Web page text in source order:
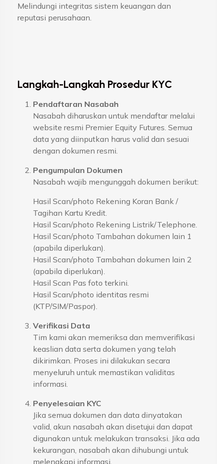
Melindungi integritas sistem keuangan dan
reputasi perusahaan.
Langkah-Langkah Prosedur KYC
Pendaftaran Nasabah
Nasabah diharuskan untuk mendaftar melalui
website resmi Premier Equity Futures. Semua
data yang diinputkan harus valid dan sesuai
dengan dokumen resmi.
Pengumpulan Dokumen
Nasabah wajib mengunggah dokumen berikut:
Hasil Scan/photo Rekening Koran Bank /
Tagihan Kartu Kredit.
Hasil Scan/photo Rekening Listrik/Telephone.
Hasil Scan/photo Tambahan dokumen lain 1
(apabila diperlukan).
Hasil Scan/photo Tambahan dokumen lain 2
(apabila diperlukan).
Hasil Scan Pas foto terkini.
Hasil Scan/photo identitas resmi
(KTP/SIM/Paspor).
Verifikasi Data
Tim kami akan memeriksa dan memverifikasi
keaslian data serta dokumen yang telah
dikirimkan. Proses ini dilakukan secara
menyeluruh untuk memastikan validitas
informasi.
Penyelesaian KYC
Jika semua dokumen dan data dinyatakan
valid, akun nasabah akan disetujui dan dapat
digunakan untuk melakukan transaksi. Jika ada
kekurangan, nasabah akan dihubungi untuk
melengkapi informasi.